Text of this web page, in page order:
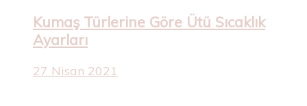
Kumaş Türlerine Göre Ütü Sıcaklık
Ayarları
27 Nisan 2021